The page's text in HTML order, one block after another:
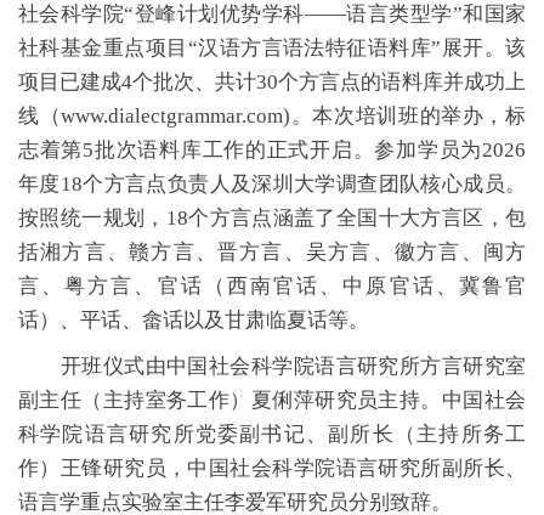
社会科学院“登峰计划优势学科——语言类型学”和国家
社科基金重点项目“汉语方言语法特征语料库”展开。该
项目已建成4个批次、共计30个方言点的语料库并成功上
线（www.dialectgrammar.com)。本次培训班的举办，标
志着第5批次语料库工作的正式开启。参加学员为2026
年度18个方言点负责人及深圳大学调查团队核心成员。
按照统一规划，18个方言点涵盖了全国十大方言区，包
括湘方言、赣方言、晋方言、吴方言、徽方言、闽方
言、粤方言、官话（西南官话、中原官话、冀鲁官
话）、平话、畲话以及甘肃临夏话等。
开班仪式由中国社会科学院语言研究所方言研究室
副主任（主持室务工作）夏俐萍研究员主持。中国社会
科学院语言研究所党委副书记、副所长（主持所务工
作）王锋研究员，中国社会科学院语言研究所副所长、
语言学重点实验室主任李爱军研究员分别致辞。